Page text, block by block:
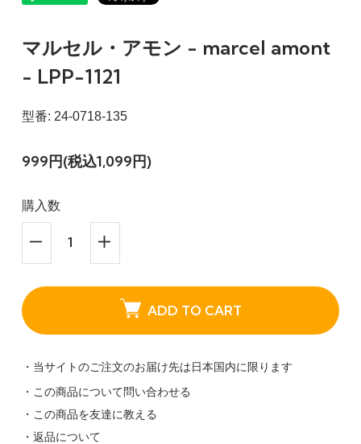
マルセル・アモン - marcel amont
- LPP-1121
型番: 24-0718-135
999円(税込1,099円)
購入数
ADD TO CART
・当サイトのご注文のお届け先は日本国内に限ります
・この商品について問い合わせる
・この商品を友達に教える
・返品について